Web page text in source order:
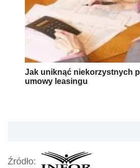
Jak uniknąć niekorzystnych
umowy leasingu
Źródło: